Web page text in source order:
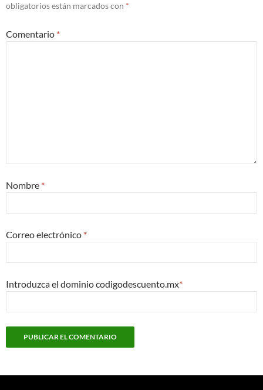
obligatorios están marcados con *
Comentario *
Nombre *
Correo electrónico *
Introduzca el dominio codigodescuento.mx*